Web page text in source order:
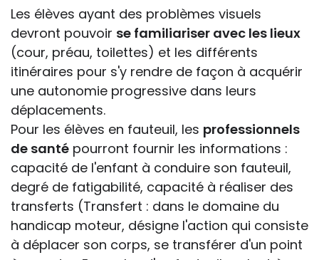
Les élèves ayant des problèmes visuels
devront pouvoir se familiariser avec les lieux
(cour, préau, toilettes) et les différents
itinéraires pour s'y rendre de façon à acquérir
une autonomie progressive dans leurs
déplacements.
Pour les élèves en fauteuil, les professionnels
de santé pourront fournir les informations :
capacité de l'enfant à conduire son fauteuil,
degré de fatigabilité, capacité à réaliser des
transferts (Transfert : dans le domaine du
handicap moteur, désigne l'action qui consiste
à déplacer son corps, se transférer d'un point